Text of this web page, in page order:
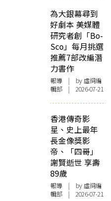
為大銀幕尋到
好劇本 美媒體
研究者創「Bo-
Sco」每月挑選
推薦7部改編潛
力書作
報導 | by 虛詞編
輯部 | 2026-07-21
香港傳奇影
星、史上最年
長金像獎影
帝、「四哥」
謝賢逝世 享壽
89歲
報導 | by 虛詞編
輯部 | 2026-07-21